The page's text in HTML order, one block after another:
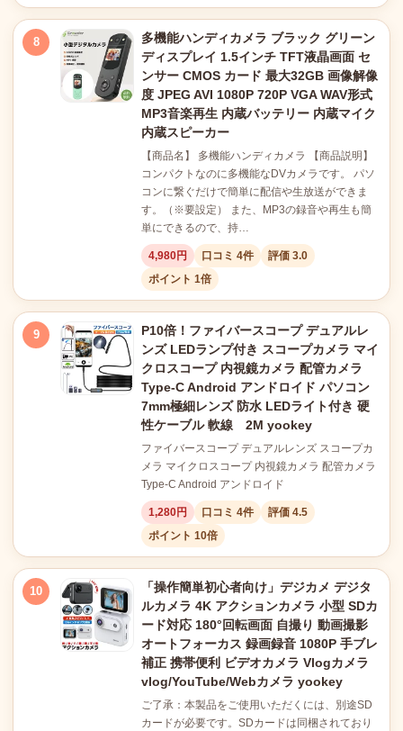
8
多機能ハンディカメラ ブラック グリーン
ディスプレイ 1.5インチ TFT液晶画面 セ
ンサー CMOS カード 最大32GB 画像解像
度 JPEG AVI 1080P 720P VGA WAV形式
MP3音楽再生 内蔵バッテリー 内蔵マイク
内蔵スピーカー
【商品名】 多機能ハンディカメラ 【商品説明】
コンパクトなのに多機能なDVカメラです。 パソ
コンに繋ぐだけで簡単に配信や生放送ができま
す。（※要設定） また、MP3の録音や再生も簡
単にできるので、持…
4,980円 口コミ 4件
評価 3.0
ポイント 1倍
9
P10倍！ファイバースコープ デュアルレ
ンズ LEDランプ付き スコープカメラ マイ
クロスコープ 内視鏡カメラ 配管カメラ
Type-C Android アンドロイド パソコン
7mm極細レンズ 防水 LEDライト付き 硬
性ケーブル 軟線 2M yookey
ファイバースコープ デュアルレンズ スコープカ
メラ マイクロスコープ 内視鏡カメラ 配管カメラ
Type-C Android アンドロイド
1,280円 口コミ 4件
評価 4.5
ポイント 10倍
10
「操作簡単初心者向け」デジカメ デジタ
ルカメラ 4K アクションカメラ 小型 SDカ
ード対応 180°回転画面 自撮り 動画撮影
オートフォーカス 録画録音 1080P 手ブレ
補正 携帯便利 ビデオカメラ Vlogカメラ
vlog/YouTube/Webカメラ yookey
ご了承：本製品をご使用いただくには、別途SD
カードが必要です。SDカードは同梱されており